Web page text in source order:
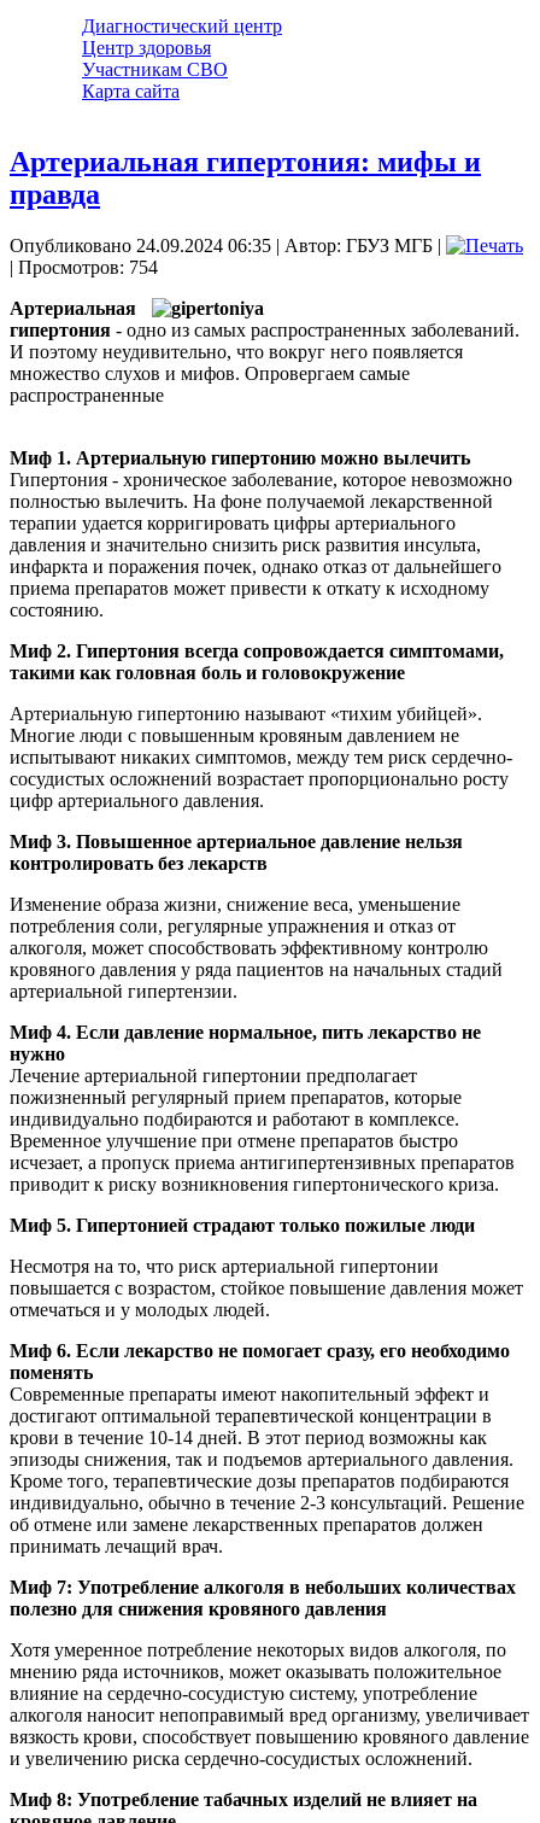
Диагностический центр
Центр здоровья
Участникам СВО
Карта сайта
Артериальная гипертония: мифы и
правда
Опубликовано 24.09.2024 06:35 | Автор: ГБУЗ МГБ |
| Просмотров: 754
Артериальная
гипертония - одно из самых распространенных заболеваний.
И поэтому неудивительно, что вокруг него появляется
множество слухов и мифов. Опровергаем самые
распространенные
Миф 1. Артериальную гипертонию можно вылечить
Гипертония - хроническое заболевание, которое невозможно
полностью вылечить. На фоне получаемой лекарственной
терапии удается корригировать цифры артериального
давления и значительно снизить риск развития инсульта,
инфаркта и поражения почек, однако отказ от дальнейшего
приема препаратов может привести к откату к исходному
состоянию.
Миф 2. Гипертония всегда сопровождается симптомами,
такими как головная боль и головокружение
Артериальную гипертонию называют «тихим убийцей».
Многие люди с повышенным кровяным давлением не
испытывают никаких симптомов, между тем риск сердечно-
сосудистых осложнений возрастает пропорционально росту
цифр артериального давления.
Миф 3. Повышенное артериальное давление нельзя
контролировать без лекарств
Изменение образа жизни, снижение веса, уменьшение
потребления соли, регулярные упражнения и отказ от
алкоголя, может способствовать эффективному контролю
кровяного давления у ряда пациентов на начальных стадий
артериальной гипертензии.
Миф 4. Если давление нормальное, пить лекарство не
нужно
Лечение артериальной гипертонии предполагает
пожизненный регулярный прием препаратов, которые
индивидуально подбираются и работают в комплексе.
Временное улучшение при отмене препаратов быстро
исчезает, а пропуск приема антигипертензивных препаратов
приводит к риску возникновения гипертонического криза.
Миф 5. Гипертонией страдают только пожилые люди
Несмотря на то, что риск артериальной гипертонии
повышается с возрастом, стойкое повышение давления может
отмечаться и у молодых людей.
Миф 6. Если лекарство не помогает сразу, его необходимо
поменять
Современные препараты имеют накопительный эффект и
достигают оптимальной терапевтической концентрации в
крови в течение 10-14 дней. В этот период возможны как
эпизоды снижения, так и подъемов артериального давления.
Кроме того, терапевтические дозы препаратов подбираются
индивидуально, обычно в течение 2-3 консультаций. Решение
об отмене или замене лекарственных препаратов должен
принимать лечащий врач.
Миф 7: Употребление алкоголя в небольших количествах
полезно для снижения кровяного давления
Хотя умеренное потребление некоторых видов алкоголя, по
мнению ряда источников, может оказывать положительное
влияние на сердечно-сосудистую систему, употребление
алкоголя наносит непоправимый вред организму, увеличивает
вязкость крови, способствует повышению кровяного давление
и увеличению риска сердечно-сосудистых осложнений.
Миф 8: Употребление табачных изделий не влияет на